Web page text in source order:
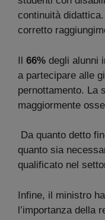
continuità
corretto
Il 66% degli alunni
a partecipare alle
pernottamento. La
maggiormente
Da quanto detto
quanto sia
qualificato nel
Infine, il ministro
l’importanza della